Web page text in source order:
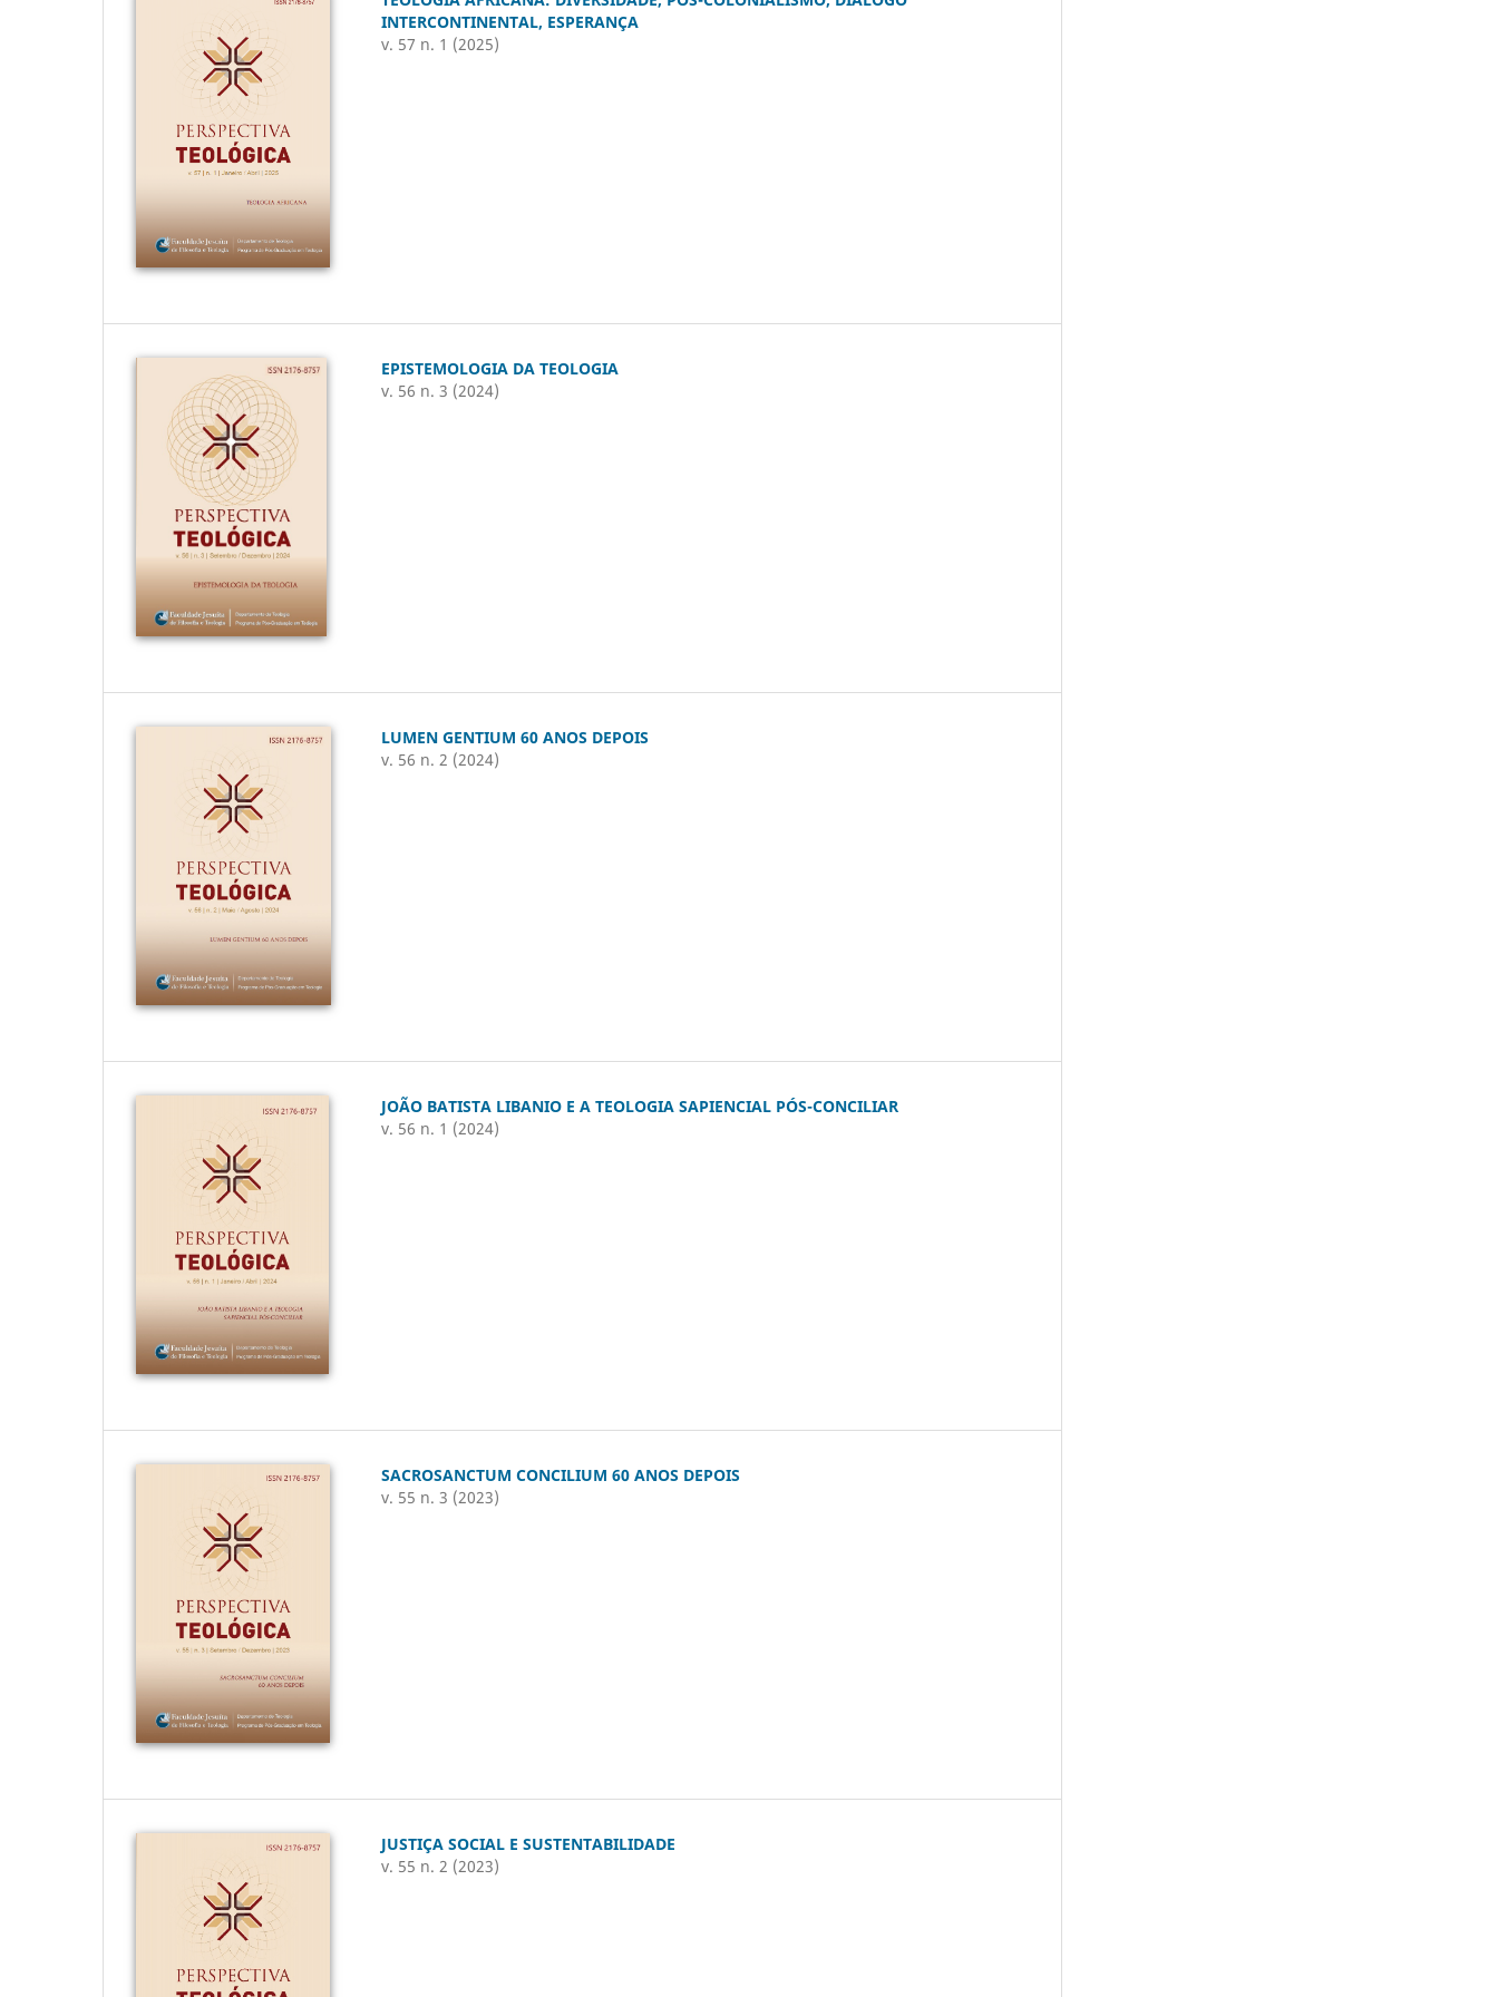
INTERCONTINENTAL, ESPERANÇA
v. 57 n. 1 (2025)
EPISTEMOLOGIA DA TEOLOGIA
v. 56 n. 3 (2024)
LUMEN GENTIUM 60 ANOS DEPOIS
v. 56 n. 2 (2024)
JOÃO BATISTA LIBANIO E A TEOLOGIA SAPIENCIAL PÓS-CONCILIAR
v. 56 n. 1 (2024)
SACROSANCTUM CONCILIUM 60 ANOS DEPOIS
v. 55 n. 3 (2023)
JUSTIÇA SOCIAL E SUSTENTABILIDADE
v. 55 n. 2 (2023)